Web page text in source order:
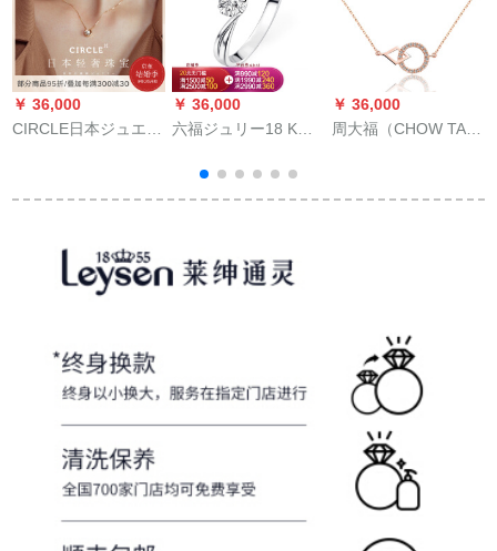
￥ 36,000
CIRCLE日本ジュエリ
ゴアダダが18 Kゴア
リングが20歳の诞生
日です。の前売リコ
ープンサーヴィスで
￥ 36,000
六福ジュリー18 K金/
えて一生ダイヤヤの
指轮をプロポーチす
￥ 36,000
周大福（CHOW TAI
はあなたの9 Kゴゴド